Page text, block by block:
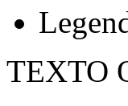
TEXTO